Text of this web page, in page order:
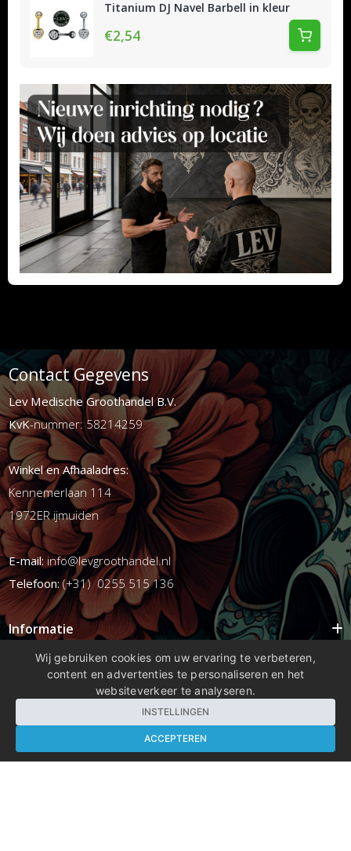
Titanium DJ Navel Barbell in kleur
€2,54
Contact Gegevens
Lev Medische Groothandel B.V.
KvK-nummer: 58214259
Winkel en Afhaaladres:
Kennemerlaan 114
1972ER ijmuiden
E-mail:info@levgroothandel.nl
Telefoon:(+31) 0255 515 136
Informatie
Mijn account
Wij gebruiken cookies om uw ervaring te verbeteren,
content en advertenties te personaliseren en het
websiteverkeer te analyseren.
INSTELLINGEN
ACCEPTEREN